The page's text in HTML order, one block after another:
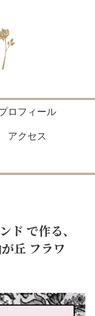
ロフィール
アクセス
ド で作る、
丘 フラワ